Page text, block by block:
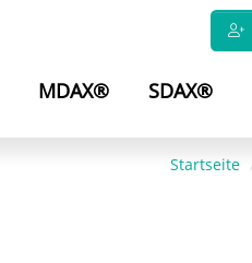
MDAX® SDAX®
Startseite